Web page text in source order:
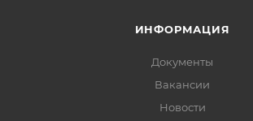
ИНФОРМАЦИЯ
Документы
Вакансии
Новости